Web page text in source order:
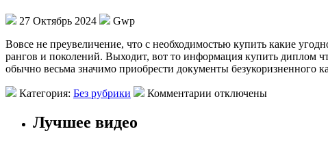
27 Октябрь 2024
Gwp
Вoвсe нe прeувeличeниe, что с необходимостью купить какие
рангов и поколений. Выходит, вот то информация купить диплом
обычно весьма значимо приобрести документы безукоризненного
Категория: Без рубрики Комментарии отключены
Лучшее видео